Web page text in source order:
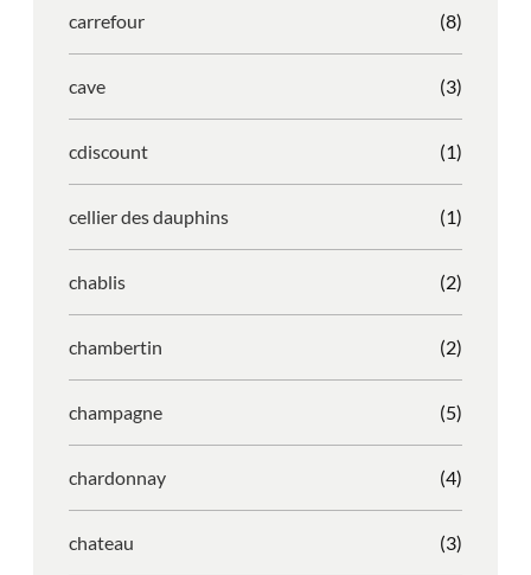
carrefour (8)
cave (3)
cdiscount (1)
cellier des dauphins (1)
chablis (2)
chambertin (2)
champagne (5)
chardonnay (4)
chateau (3)